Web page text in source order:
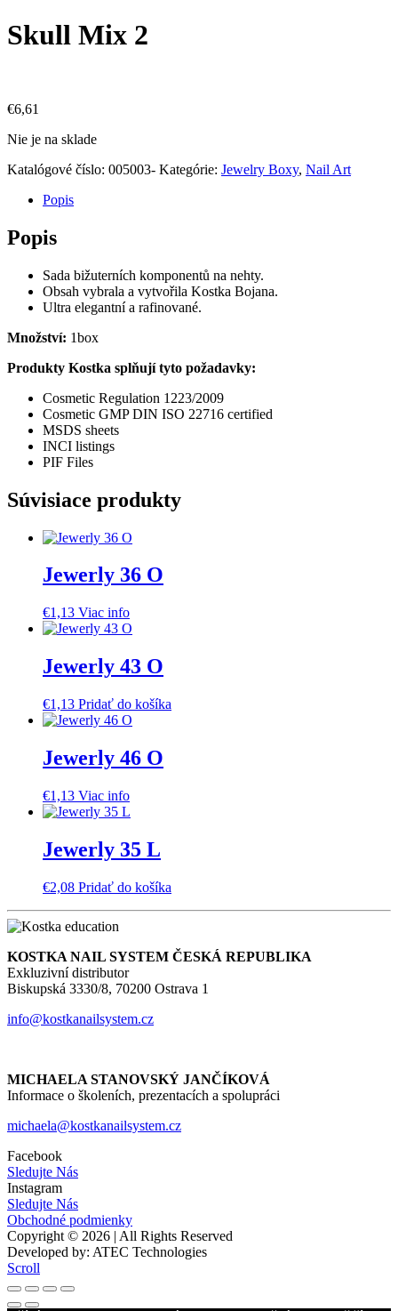
Skull Mix 2
€6,61
Nie je na sklade
Katalógové číslo: 005003- Kategórie: Jewelry Boxy, Nail Art
Popis
Popis
Sada bižuterních komponentů na nehty.
Obsah vybrala a vytvořila Kostka Bojana.
Ultra elegantní a rafinované.
Množství: 1box
Produkty Kostka splňují tyto požadavky:
Cosmetic Regulation 1223/2009
Cosmetic GMP DIN ISO 22716 certified
MSDS sheets
INCI listings
PIF Files
Súvisiace produkty
Jewerly 36 O
€1,13 Viac info
Jewerly 43 O
€1,13 Pridať do košíka
Jewerly 46 O
€1,13 Viac info
Jewerly 35 L
€2,08 Pridať do košíka
KOSTKA NAIL SYSTEM ČESKÁ REPUBLIKA
Exkluzivní distributor
Biskupská 3330/8, 70200 Ostrava 1
info@kostkanailsystem.cz
MICHAELA STANOVSKÝ JANČÍKOVÁ
Informace o školeních, prezentacích a spolupráci
michaela@kostkanailsystem.cz
Facebook
Sledujte Nás
Instagram
Sledujte Nás
Obchodné podmienky
Copyright © 2026 | All Rights Reserved
Developed by: ATEC Technologies
Scroll